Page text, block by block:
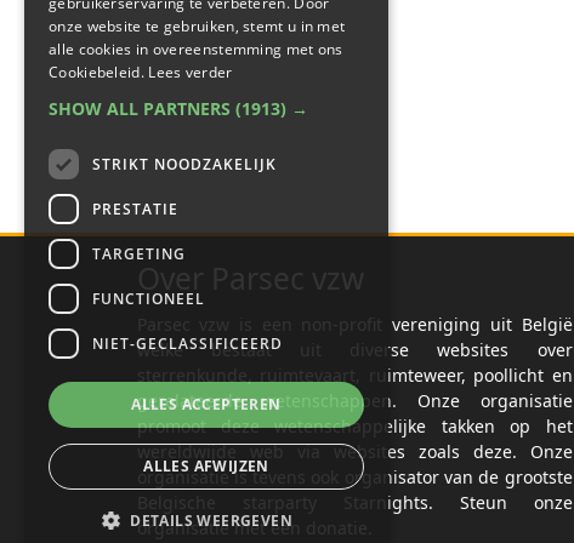
Parsec vzw is een non-profit vereniging uit België
welke bestaat uit diverse websites over
sterrenkunde, ruimtevaart, ruimteweer, poollicht en
gerelateerde wetenschappen. Onze organisatie
promoot deze wetenschappelijke takken op het
wereldwijde web via websites zoals deze. Onze
organisatie is tevens ook organisator van de grootste
Belgische starparty Starnights. Steun onze
organisatie met een donatie.
onze website te gebruiken, stemt u in met
alle cookies in overeenstemming met ons
Cookiebeleid. Lees verder
SHOW ALL PARTNERS (1913) →
STRIKT NOODZAKELIJK
PRESTATIE
TARGETING
FUNCTIONEEL
NIET-GECLASSIFICEERD
ALLES ACCEPTEREN
ALLES AFWIJZEN
DETAILS WEERGEVEN